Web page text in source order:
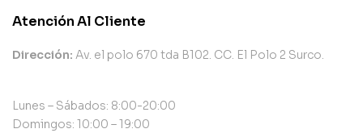
Atención Al Cliente
Dirección: Av. el polo 670 tda B102. CC. El Polo 2 Surco.
Lunes – Sábados: 8:00-20:00
Domingos: 10:00 – 19:00